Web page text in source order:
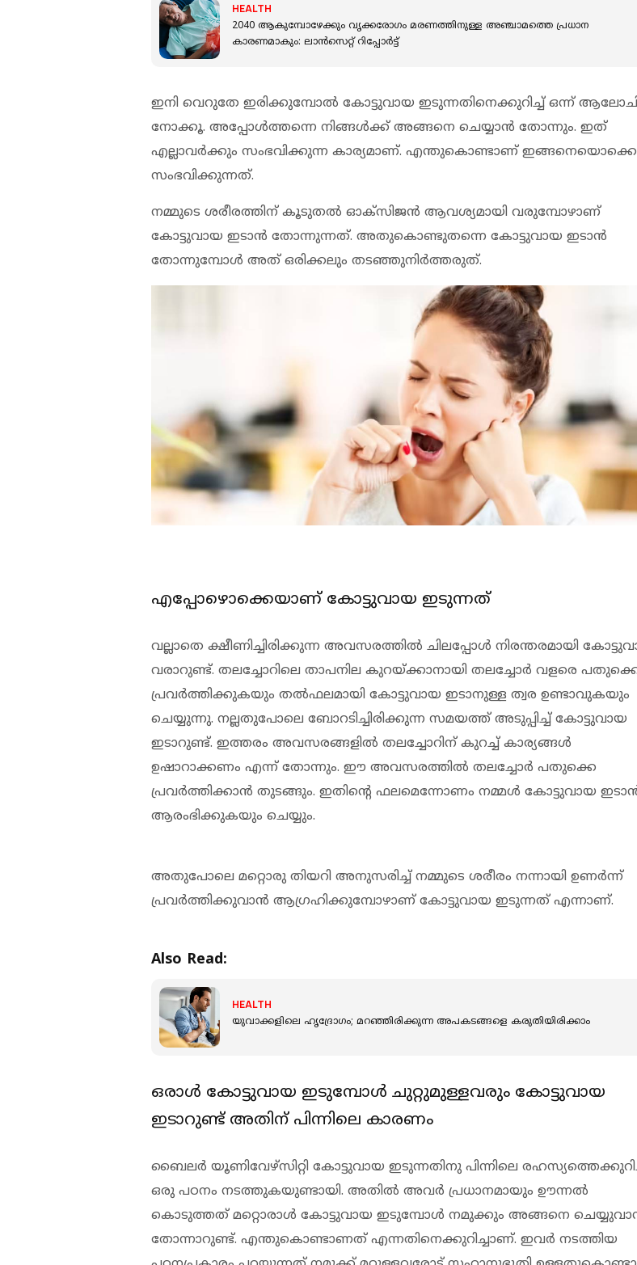
HEALTH
2040 ആകുമ്പോഴേക്കും വൃക്കരോഗം മരണത്തിനുള്ള അഞ്ചാമത്തെ പ്രധാന
കാരണമാകും: ലാന്‍സെറ്റ് റിപ്പോര്‍ട്ട്
ഇനി വെറുതേ ഇരിക്കുമ്പോല്‍ കോട്ടുവായ ഇടുന്നതിനെക്കുറിച്ച് ഒന്ന്
നോക്കൂ. അപ്പോള്‍ത്തന്നെ നിങ്ങള്‍ക്ക് അങ്ങനെ ചെയ്യാന്‍ തോന്നും. ഇത്
എല്ലാവര്‍ക്കും സംഭവിക്കുന്ന കാര്യമാണ്. എന്തുകൊണ്ടാണ് ഇങ്ങനെയൊക്കെ
സംഭവിക്കുന്നത്.
നമ്മുടെ ശരീരത്തിന് കൂടുതല്‍ ഓക്‌സിജന്‍ ആവശ്യമായി വരുമ്പോഴാണ്
കോട്ടുവായ ഇടാന്‍ തോന്നുന്നത്. അതുകൊണ്ടുതന്നെ കോട്ടുവായ ഇടാന്‍
തോന്നുമ്പോള്‍ അത് ഒരിക്കലും തടഞ്ഞുനിര്‍ത്തരുത്.
എപ്പോഴൊക്കെയാണ് കോട്ടുവായ ഇടുന്നത്
വല്ലാതെ ക്ഷീണിച്ചിരിക്കുന്ന അവസരത്തില്‍ ചിലപ്പോള്‍ നിരന്തരമായി
വരാറുണ്ട്. തലച്ചോറിലെ താപനില കുറയ്ക്കാനായി തലച്ചോര്‍ വളരെ
പ്രവര്‍ത്തിക്കുകയും തല്‍ഫലമായി കോട്ടുവായ ഇടാനുള്ള ത്വര ഉണ്ടാവുകയും
ചെയ്യുന്നു. നല്ലതുപോലെ ബോറടിച്ചിരിക്കുന്ന സമയത്ത് അടുപ്പിച്ച് കോട്ടുവായ
ഇടാറുണ്ട്. ഇത്തരം അവസരങ്ങളില്‍ തലച്ചോറിന് കുറച്ച് കാര്യങ്ങള്‍
ഉഷാറാക്കണം എന്ന് തോന്നും. ഈ അവസരത്തില്‍ തലച്ചോര്‍ പതുക്കെ
പ്രവര്‍ത്തിക്കാന്‍ തുടങ്ങും. ഇതിന്റെ ഫലമെന്നോണം നമ്മള്‍ കോട്ടുവായ
ആരംഭിക്കുകയും ചെയ്യും.
അതുപോലെ മറ്റൊരു തിയറി അനുസരിച്ച് നമ്മുടെ ശരീരം നന്നായി ഉണര്‍ന്ന്
പ്രവര്‍ത്തിക്കുവാന്‍ ആഗ്രഹിക്കുമ്പോഴാണ് കോട്ടുവായ ഇടുന്നത് എന്നാണ്.
Also Read:
HEALTH
യുവാക്കളിലെ ഹൃദ്രോഗം; മറഞ്ഞിരിക്കുന്ന അപകടങ്ങളെ കരുതിയിരിക്കാം
ഒരാള്‍ കോട്ടുവായ ഇടുമ്പോള്‍ ചുറ്റുമുള്ളവരും കോട്ടുവായ
ഇടാറുണ്ട് അതിന് പിന്നിലെ കാരണം
ബൈലര്‍ യൂണിവേഴ്സിറ്റി കോട്ടുവായ ഇടുന്നതിനു പിന്നിലെ
ഒരു പഠനം നടത്തുകയുണ്ടായി. അതില്‍ അവര്‍ പ്രധാനമായും ഊന്നല്‍
കൊടുത്തത് മറ്റൊരാള്‍ കോട്ടുവായ ഇടുമ്പോള്‍ നമുക്കും അങ്ങനെ
തോന്നാറുണ്ട്. എന്തുകൊണ്ടാണത് എന്നതിനെക്കുറിച്ചാണ്. ഇവര്‍ നടത്തിയ